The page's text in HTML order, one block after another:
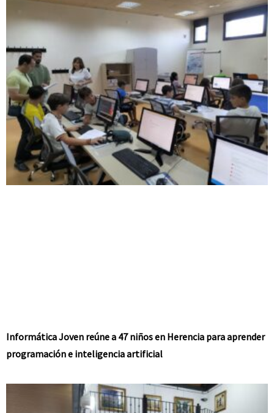
Informática Joven reúne a 47 niños en Herencia para aprender
programación e inteligencia artificial